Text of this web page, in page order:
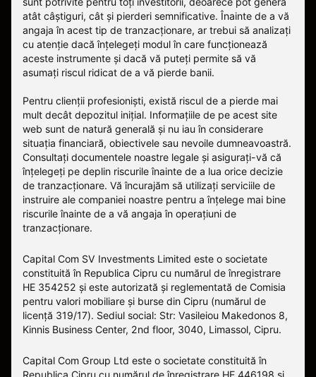
atât câștiguri, cât și pierderi semnificative. Înainte de a vă
angaja în acest tip de tranzacționare, ar trebui să analizați
cu atenție dacă înțelegeți modul în care funcționează
aceste instrumente și dacă vă puteți permite să vă
asumați riscul ridicat de a vă pierde banii.
Pentru clienții profesioniști, există riscul de a pierde mai
mult decât depozitul inițial. Informațiile de pe acest site
web sunt de natură generală și nu iau în considerare
situația financiară, obiectivele sau nevoile dumneavoastră.
Consultați documentele noastre legale și asigurați-vă că
înțelegeți pe deplin riscurile înainte de a lua orice decizie
de tranzacționare. Vă încurajăm să utilizați serviciile de
instruire ale companiei noastre pentru a înțelege mai bine
riscurile înainte de a vă angaja în operațiuni de
tranzacționare.
Capital Com SV Investments Limited este o societate
constituită în Republica Cipru cu numărul de înregistrare
HE 354252 și este autorizată și reglementată de Comisia
pentru valori mobiliare și burse din Cipru (numărul de
licență 319/17). Sediul social: Str: Vasileiou Makedonos 8,
Kinnis Business Center, 2nd floor, 3040, Limassol, Cipru.
Capital Com Group Ltd este o societate constituită în
Republica Cipru cu numărul de înregistrare ΗΕ 446198 și